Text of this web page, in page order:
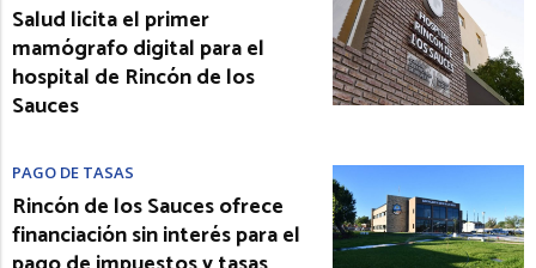
Salud licita el primer
mamógrafo digital para el
hospital de Rincón de los
Sauces
PAGO DE TASAS
Rincón de los Sauces ofrece
financiación sin interés para el